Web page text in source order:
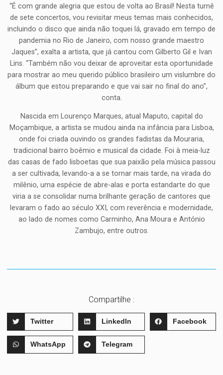
“É com grande alegria que estou de volta ao Brasil! Nesta turnê
de sete concertos, vou revisitar meus temas mais conhecidos,
incluindo o disco que ainda não toquei lá, gravado em tempo de
pandemia no Rio de Janeiro, com nosso grande maestro
Jaques”, exalta a artista, que já cantou com Gilberto Gil e Ivan
Lins. “Também não vou deixar de aproveitar esta oportunidade
para mostrar ao meu querido público brasileiro um vislumbre do
álbum que estou preparando e que vai sair no final do ano”,
conta.
Nascida em Lourenço Marques, atual Maputo, capital do
Moçambique, a artista se mudou ainda na infância para Lisboa,
onde foi criada ouvindo os grandes fadistas da Mouraria,
tradicional bairro boêmio e musical da cidade. Foi à meia-luz
das casas de fado lisboetas que sua paixão pela música passou
a ser cultivada, levando-a a se tornar mais tarde, na virada do
milênio, uma espécie de abre-alas e porta estandarte do que
viria a se consolidar numa brilhante geração de cantores que
levaram o fado ao século XXI, com reverência e modernidade,
ao lado de nomes como Carminho, Ana Moura e António
Zambujo, entre outros.
Compartilhe :
Twitter LinkedIn Facebook
WhatsApp Telegram